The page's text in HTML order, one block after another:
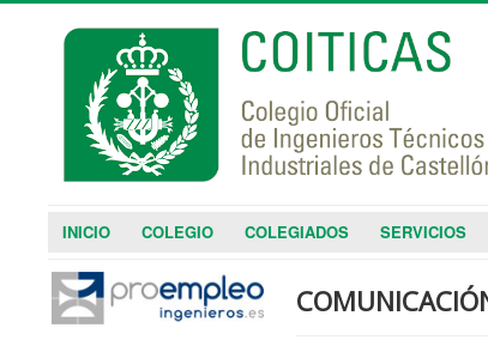
INICIO COLEGIO COLEGIADOS SERVICIOS